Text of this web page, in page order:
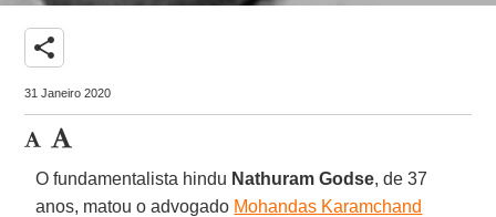
share
31 Janeiro 2020
O fundamentalista hindu Nathuram Godse, de 37
anos, matou o advogado Mohandas Karamchand